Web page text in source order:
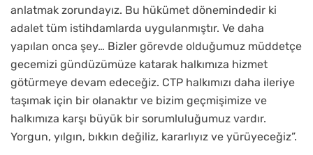
anlatmak zorundayız. Bu hükümet dönemindedir ki
adalet tüm istihdamlarda uygulanmıştır. Ve daha
yapılan onca şey… Bizler görevde olduğumuz müddetçe
gecemizi gündüzümüze katarak halkımıza hizmet
götürmeye devam edeceğiz. CTP halkımızı daha ileriye
taşımak için bir olanaktır ve bizim geçmişimize ve
halkımıza karşı büyük bir sorumluluğumuz vardır.
Yorgun, yılgın, bıkkın değiliz, kararlıyız ve yürüyeceğiz”.